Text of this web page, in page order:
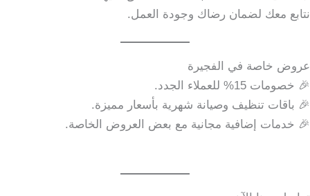
نتابع معك لضمان رضاك وجودة العمل.
عروض خاصة في الفجيرة
🎉 خصومات 15% للعملاء الجدد.
🎉 باقات تنظيف وصيانة شهرية بأسعار مميزة.
🎉 خدمات إضافية مجانية مع بعض العروض الخاصة.